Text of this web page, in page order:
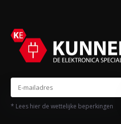
* Lees hier de wettelijke beperkingen